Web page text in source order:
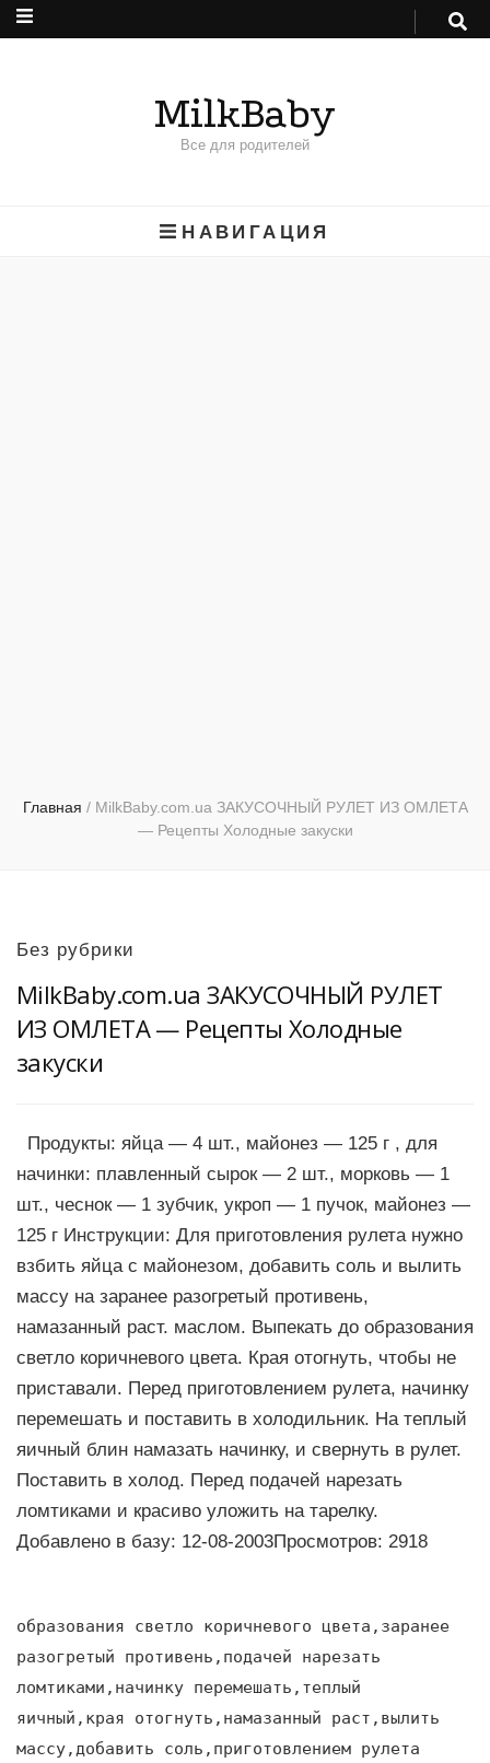
MilkBaby
Все для родителей
НАВИГАЦИЯ
Главная / MilkBaby.com.ua ЗАКУСОЧНЫЙ РУЛЕТ ИЗ ОМЛЕТА
— Рецепты Холодные закуски
Без рубрики
MilkBaby.com.ua ЗАКУСОЧНЫЙ РУЛЕТ
ИЗ ОМЛЕТА — Рецепты Холодные
закуски
Продукты: яйца — 4 шт., майонез — 125 г , для
начинки: плавленный сырок — 2 шт., морковь — 1
шт., чеснок — 1 зубчик, укроп — 1 пучок, майонез —
125 г Инструкции: Для приготовления рулета нужно
взбить яйца с майонезом, добавить соль и вылить
массу на заранее разогретый противень,
намазанный раст. маслом. Выпекать до образования
светло коричневого цвета. Края отогнуть, чтобы не
приставали. Перед приготовлением рулета, начинку
перемешать и поставить в холодильник. На теплый
яичный блин намазать начинку, и свернуть в рулет.
Поставить в холод. Перед подачей нарезать
ломтиками и красиво уложить на тарелку.
Добавлено в базу: 12-08-2003Просмотров: 2918
образования светло коричневого цвета,заранее
разогретый противень,подачей нарезать
ломтиками,начинку перемешать,теплый
яичный,края отогнуть,намазанный раст,вылить
массу,добавить соль,приготовлением рулета